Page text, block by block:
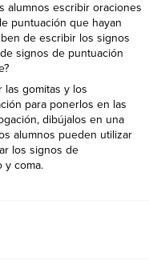
alumnos escribir oraciones
puntuación que hayan
de escribir los signos
signos de puntuación
las gomitas y los
para ponerlos en las
dibújalos en una
alumnos pueden utilizar
los signos de
y coma.